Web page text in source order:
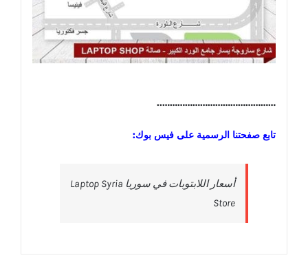
………………………………………..
تابع صفحتنا الرسمية على فيس بوك:
‎أسعار اللابتوبات في سوريا Laptop Syria
Store‎